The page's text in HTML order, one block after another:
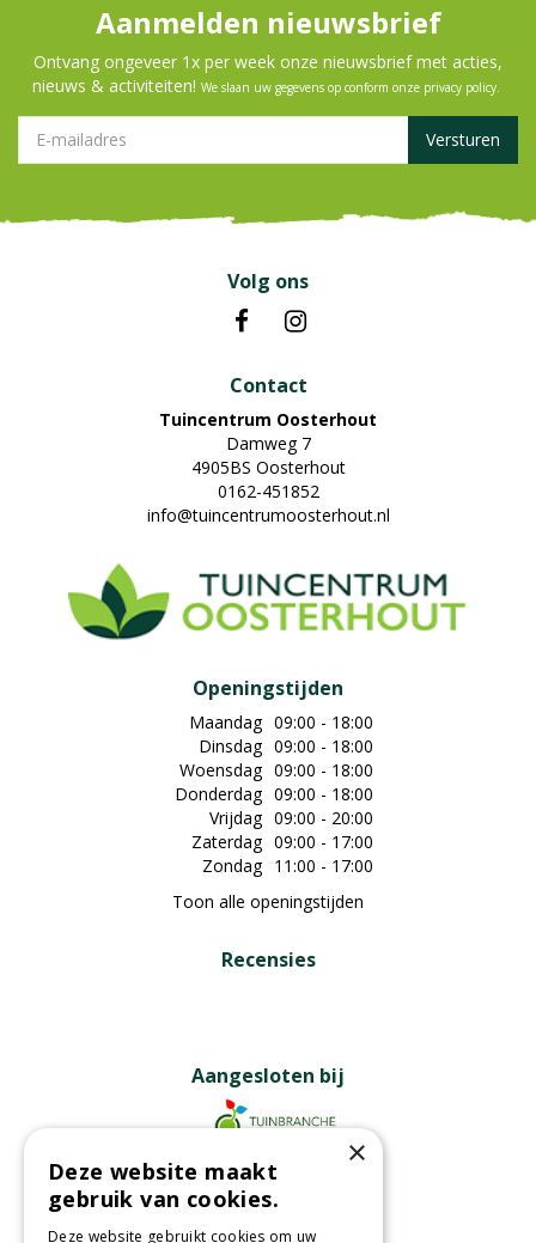
Aanmelden nieuwsbrief
Ontvang ongeveer 1x per week onze nieuwsbrief met acties,
nieuws & activiteiten! We slaan uw gegevens op conform onze privacy policy.
Volg ons
Contact
Tuincentrum Oosterhout
Damweg 7
4905BS Oosterhout
0162-451852
info@tuincentrumoosterhout.nl
Openingstijden
Maandag 09:00 - 18:00
Dinsdag 09:00 - 18:00
Woensdag 09:00 - 18:00
Donderdag 09:00 - 18:00
Vrijdag 09:00 - 20:00
Zaterdag 09:00 - 17:00
Zondag 11:00 - 17:00
Toon alle openingstijden
Recensies
Aangesloten bij
Partners
×
Deze website maakt
gebruik van cookies.
Deze website gebruikt cookies om uw